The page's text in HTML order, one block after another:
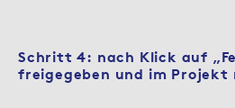
Schritt 4: nach Klick auf
freigegeben und im Projekt